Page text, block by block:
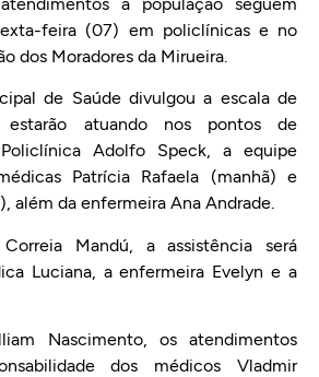
feira (07) em policlínicas e no
dos Moradores da Mirueira.
de Saúde divulgou a escala de
estarão atuando nos pontos de
Adolfo Speck, a equipe
Patrícia Rafaela (manhã) e
além da enfermeira Ana Andrade.
Mandú, a assistência será
Luciana, a enfermeira Evelyn e a
Nascimento, os atendimentos
dos médicos Vladmir